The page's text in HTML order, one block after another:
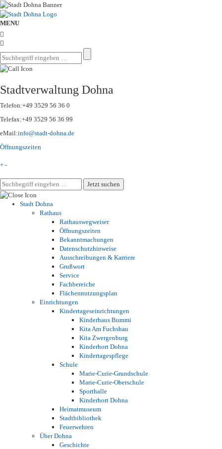
MENU
Stadtverwaltung Dohna
Telefon:+49 3529 56 36 0
Telefax:+49 3529 56 36 99
eMail:info@stadt-dohna.de
Öffnungszeiten
+ -
Stadt Dohna
Rathaus
Rathauswegweiser
Öffnungszeiten
Bekanntmachungen
Datenschutzhinweise
Ausschreibungen & Karriere
Grußwort
Service
Fachbereiche
Flächennutzungsplan
Einrichtungen
Kindertageseinrichtungen
Kinderhaus Bummi
Kita Am Fuchsbau
Kita Zwergenburg
Kinderhort Dohna
Kindertagespflege
Schule
Marie-Curie-Grundschule
Marie-Curie-Oberschule
Sporthalle
Kinderhort Dohna
Heimatmuseum
Stadtbibliothek
Feuerwehren
Über Dohna
Geschichte